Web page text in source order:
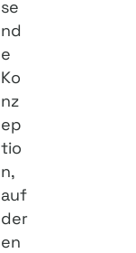
se
nd
e
Ko
nz
ep
tio
n,
auf
der
en